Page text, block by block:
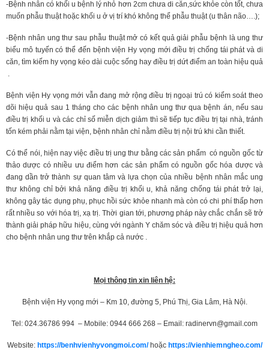
-Bệnh nhân có khối u bệnh lý nhỏ hơn 2cm chưa di căn,sức khỏe còn tốt, chưa
muốn phẫu thuật hoặc khối u ở vị trí khó không thể phẫu thuật (u thân não….);
-Bệnh nhân ung thư sau phẫu thuật mở có kết quả giải phẫu bệnh là ung thư
biểu mô tuyến có thể đến bệnh viện Hy vọng mới điều trị chống tái phát và di
căn, tìm kiếm hy vọng kéo dài cuộc sống hay điều trị dứt điểm an toàn hiệu quả
.
Bệnh viện Hy vọng mới vẫn đang mở rộng điều trị ngoại trú có kiểm soát theo
dõi hiệu quả sau 1 tháng cho các bệnh nhân ung thư qua bệnh án, nếu sau
điều trị khối u và các chỉ số miễn dịch giảm thì sẽ tiếp tục điều trị tại nhà, tránh
tốn kém phải nằm tại viện, bệnh nhân chỉ nằm điều trị nội trú khi cần thiết.
Có thể nói, hiện nay việc điều trị ung thư bằng các sản phẩm có nguồn gốc từ
thảo dược có nhiều ưu điểm hơn các sản phẩm có nguồn gốc hóa dược và
đang dần trở thành sự quan tâm và lựa chọn của nhiều bệnh nhân mắc ung
thư không chỉ bởi khả năng điều trị khối u, khả năng chống tái phát trở lại,
không gây tác dụng phụ, phục hồi sức khỏe nhanh mà còn có chi phí thấp hơn
rất nhiều so với hóa trị, xạ trị. Thời gian tới, phương pháp này chắc chắn sẽ trở
thành giải pháp hữu hiệu, cùng với ngành Y chăm sóc và điều trị hiệu quả hơn
cho bệnh nhân ung thư trên khắp cả nước .
Mọi thông tin xin liên hệ:
Bệnh viện Hy vọng mới – Km 10, đường 5, Phú Thị, Gia Lâm, Hà Nội.
Tel: 024.36786 994 – Mobile: 0944 666 268 – Email: radinervn@gmail.com
Website: https://benhvienhyvongmoi.com/hoặc https://vienhiemngheo.com/